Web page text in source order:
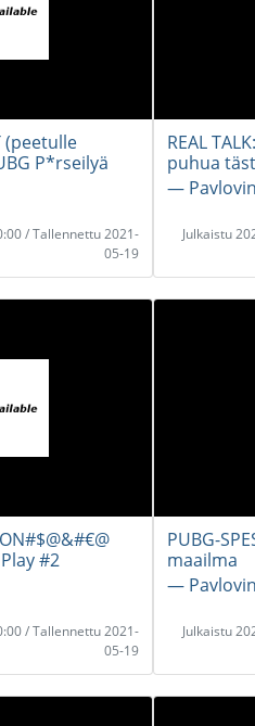
(peetulle
P*rseilyä
/ Tallennettu 2021-
05-19
REAL
puhua
―
Julkaistu
#2
/ Tallennettu 2021-
05-19
PUBG-
maailma
―
Julkaistu